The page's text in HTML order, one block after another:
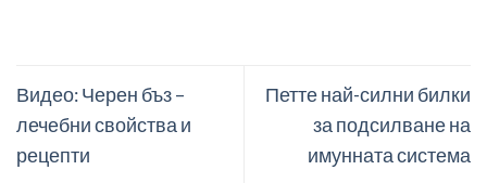
Видео: Черен бъз –
лечебни свойства и
рецепти
Петте най-силни билки
за подсилване на
имунната система